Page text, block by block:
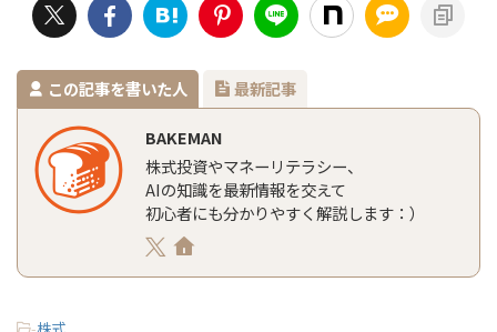
この記事を書いた人 最新記事
BAKEMAN
株式投資やマネーリテラシー、
AIの知識を最新情報を交えて
初心者にも分かりやすく解説します：）